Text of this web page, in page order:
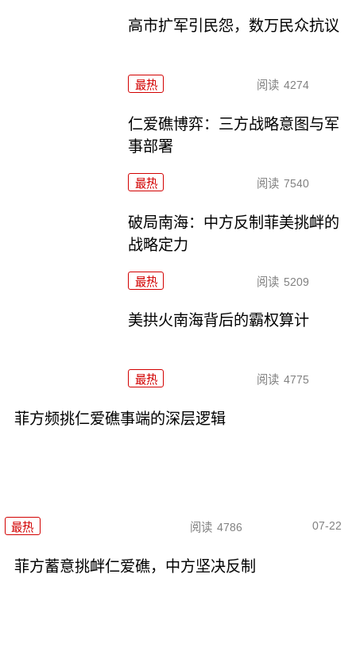
高市扩军引民怨，数万民众抗议
最热 阅读 4274
仁爱礁博弈：三方战略意图与军
事部署
最热 阅读 7540
破局南海：中方反制菲美挑衅的
战略定力
最热 阅读 5209
美拱火南海背后的霸权算计
最热 阅读 4775
菲方频挑仁爱礁事端的深层逻辑
最热 阅读 4786 07-22
菲方蓄意挑衅仁爱礁，中方坚决反制